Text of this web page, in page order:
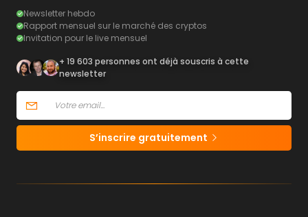
Newsletter hebdo
Rapport mensuel sur le marché des cryptos
Invitation pour le live mensuel
+ 19 603 personnes ont déjà souscris à cette
newsletter
S’inscrire gratuitement